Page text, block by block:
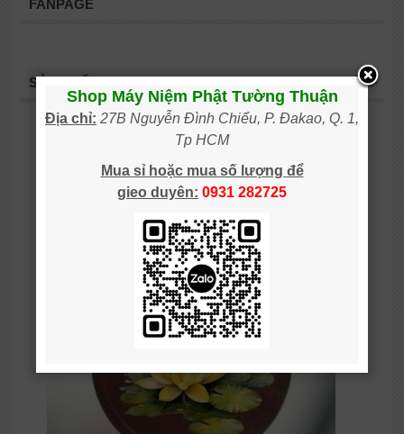
FANPAGE
SẢN PHẨM
Shop Máy Niệm Phật Tường Thuận
Địa chỉ: 27B Nguyễn Đình Chiểu, P. Đakao, Q. 1,
Tp HCM
Mua sỉ hoặc mua số lượng để
gieo duyên: 0931 282725